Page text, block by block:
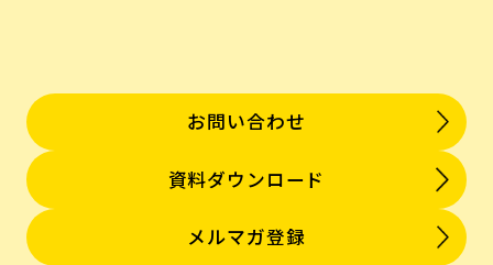
お問い合わせ
資料ダウンロード
メルマガ登録